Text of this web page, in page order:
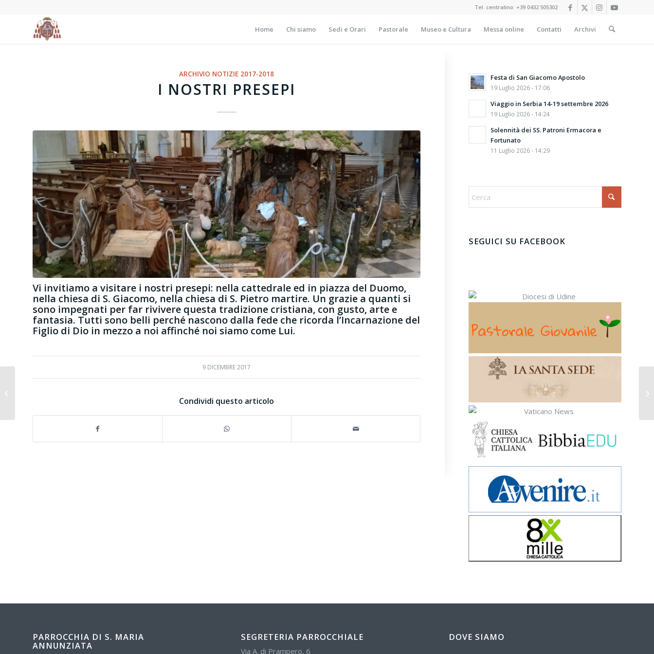
Tel. centralino: +39 0432 505302
Home Chi siamo Sedi e Orari Pastorale Museo e Cultura Messa online Contatti Archivi
ARCHIVIO NOTIZIE 2017-2018
I NOSTRI PRESEPI
Vi invitiamo a visitare i nostri presepi: nella cattedrale ed in piazza del Duomo,
nella chiesa di S. Giacomo, nella chiesa di S. Pietro martire. Un grazie a quanti si
sono impegnati per far rivivere questa tradizione cristiana, con gusto, arte e
fantasia. Tutti sono belli perché nascono dalla fede che ricorda l’Incarnazione del
Figlio di Dio in mezzo a noi affinché noi siamo come Lui.
9 DICEMBRE 2017
Condividi questo articolo
Festa di San Giacomo Apostolo
19 Luglio 2026 - 17:06
Viaggio in Serbia 14-19 settembre 2026
19 Luglio 2026 - 14:24
Solennità dei SS. Patroni Ermacora e
Fortunato
11 Luglio 2026 - 14:29
SEGUICI SU FACEBOOK
PARROCCHIA DI S. MARIA
ANNUNZIATA
SEGRETERIA PARROCCHIALE
Via A. di Prampero, 6
DOVE SIAMO